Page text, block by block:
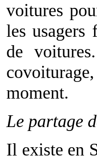
voitures
les usagers
de
moment.
Le partage
Il existe en